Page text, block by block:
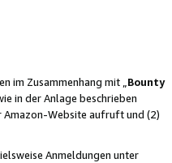
im Zusammenhang mit „ Bounty
in der Anlage beschrieben
Amazon-Website aufruft und (2)
Anmeldungen unter